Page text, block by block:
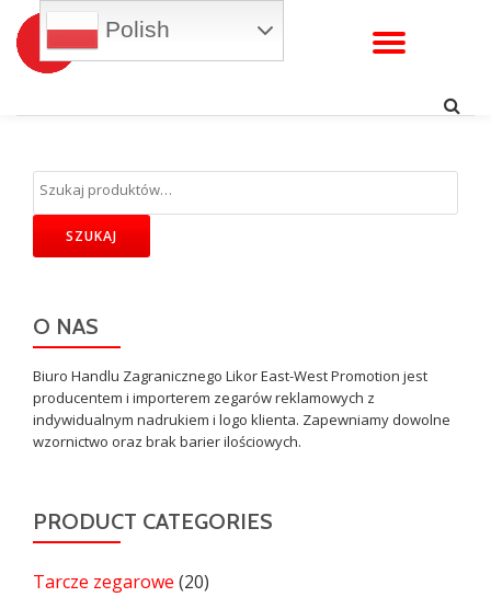
Przejdź
SZUKAJ
O NAS
Biuro Handlu Zagranicznego Likor East-West Promotion jest
producentem i importerem zegarów reklamowych z
indywidualnym nadrukiem i logo klienta. Zapewniamy dowolne
wzornictwo oraz brak barier ilościowych.
PRODUCT CATEGORIES
Tarcze zegarowe (20)
Polish